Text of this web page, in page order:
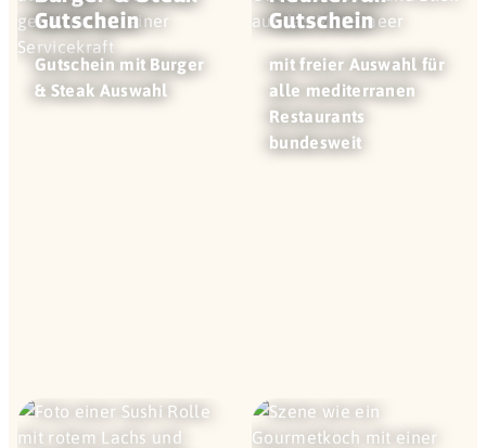
Gutschein
Gutschein mit Burger
& Steak Auswahl
Gutschein
mit freier Auswahl für
alle mediterranen
Restaurants
bundesweit